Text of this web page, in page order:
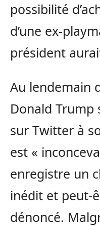
possibilité
d’une ex-
président
Au lendemain
Donald Trump
sur Twitter à
est «
enregistre un
inédit et peut-
dénoncé.